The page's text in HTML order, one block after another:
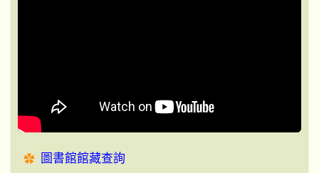
圖書館館藏查詢